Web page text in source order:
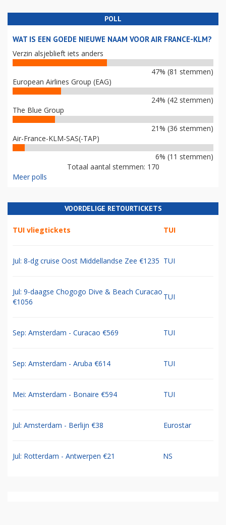
POLL
WAT IS EEN GOEDE NIEUWE NAAM VOOR AIR FRANCE-KLM?
Verzin alsjeblieft iets anders
47% (81 stemmen)
European Airlines Group (EAG)
24% (42 stemmen)
The Blue Group
21% (36 stemmen)
Air-France-KLM-SAS(-TAP)
6% (11 stemmen)
Totaal aantal stemmen: 170
Meer polls
VOORDELIGE RETOURTICKETS
TUI vliegtickets TUI
Jul: 8-dg cruise Oost Middellandse Zee €1235 TUI
Jul: 9-daagse Chogogo Dive & Beach Curacao
€1056
TUI
Sep: Amsterdam - Curacao €569 TUI
Sep: Amsterdam - Aruba €614 TUI
Mei: Amsterdam - Bonaire €594 TUI
Jul: Amsterdam - Berlijn €38 Eurostar
Jul: Rotterdam - Antwerpen €21 NS